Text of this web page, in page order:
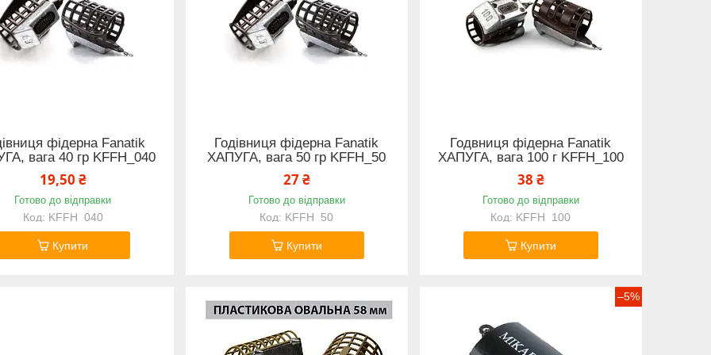
фідерна Fanatik
вага 40 гр KFFH_040
19,50 ₴
Готово до відправки
KFFH_040
Купити
Годівниця фідерна Fanatik
ХАПУГА, вага 50 гр KFFH_50
27 ₴
Готово до відправки
KFFH_50
Купити
Годвниця фідерна Fanatik
ХАПУГА, вага 100 г KFFH_100
38 ₴
Готово до відправки
KFFH_100
Купити
–5%